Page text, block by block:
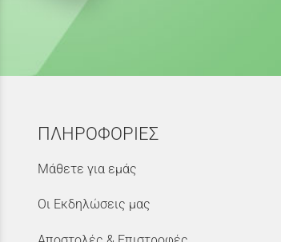
ΠΛΗΡΟΦΟΡΙΕΣ
Μάθετε για εμάς
Οι Εκδηλώσεις μας